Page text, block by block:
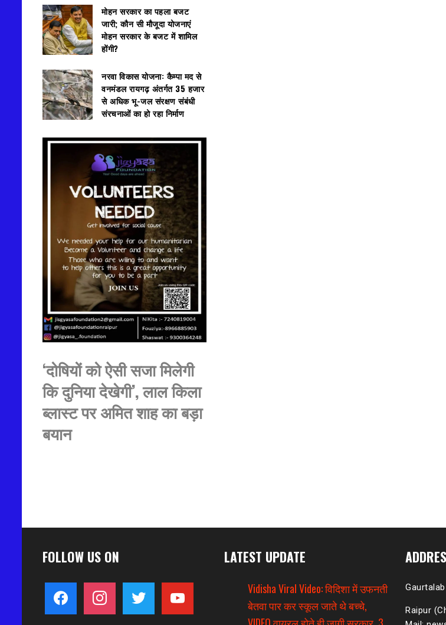
मोहन सरकार का पहला बजट
जारी; कौन सी मौजूदा योजनाएं
मोहन सरकार के बजट में शामिल
होंगी?
नरवा विकास योजना: कैम्पा मद से
वनमंडल रायगढ़ अंतर्गत 35 हजार
से अधिक भू-जल संरक्षण संबंधी
संरचनाओं का हो रहा निर्माण
‘दोषियों को ऐसी सजा मिलेगी
कि दुनिया देखेगी’, लाल किला
ब्लास्ट पर अमित शाह का बड़ा
बयान
FOLLOW US ON
facebook instagram twitter youtube
LATEST UPDATE
Vidisha Viral Video: विदिशा में उफनती
बेतवा पार कर स्कूल जाते थे बच्चे,
Raipur